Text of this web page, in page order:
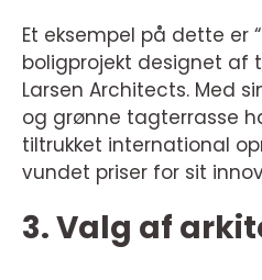
Et eksempel på dette er
boligprojekt designet af
Larsen Architects. Med
og grønne tagterrasse
tiltrukket international
vundet priser for sit
3. Valg af